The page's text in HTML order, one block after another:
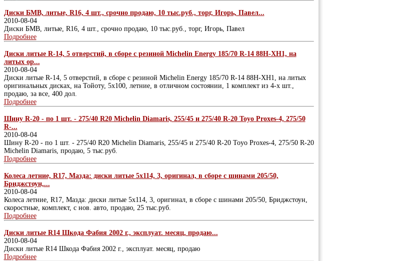
Диски БМВ, литые, R16, 4 шт., срочно продаю, 10 тыс.руб., торг, Игорь, Павел...
2010-08-04
Диски БМВ, литые, R16, 4 шт., срочно продаю, 10 тыс.руб., торг, Игорь, Павел
Подробнее
Диски литые R-14, 5 отверстий, в сборе с резиной Michelin Energy 185/70 R-14 88Н-XH1, на
литых ор...
2010-08-04
Диски литые R-14, 5 отверстий, в сборе с резиной Michelin Energy 185/70 R-14 88Н-XH1, на литых
оригинальных дисках, на Тойоту, 5х100, летние, в отличном состоянии, 1 комплект из 4-х шт.,
продаю, за все, 400 дол.
Подробнее
Шину R-20 - по 1 шт. - 275/40 R20 Michelin Diamaris, 255/45 и 275/40 R-20 Toyo Proxes-4, 275/50
R-...
2010-08-04
Шину R-20 - по 1 шт. - 275/40 R20 Michelin Diamaris, 255/45 и 275/40 R-20 Toyo Proxes-4, 275/50 R-20
Michelin Diamaris, продаю, 5 тыс.руб.
Подробнее
Колеса летние, R17, Мазда: диски литые 5х114, 3, оригинал, в сборе с шинами 205/50,
Бриджстоун,...
2010-08-04
Колеса летние, R17, Мазда: диски литые 5х114, 3, оригинал, в сборе с шинами 205/50, Бриджстоун,
скоростные, комплект, с нов. авто, продаю, 25 тыс.руб.
Подробнее
Диски литые R14 Шкода Фабия 2002 г., эксплуат. месяц, продаю...
2010-08-04
Диски литые R14 Шкода Фабия 2002 г., эксплуат. месяц, продаю
Подробнее